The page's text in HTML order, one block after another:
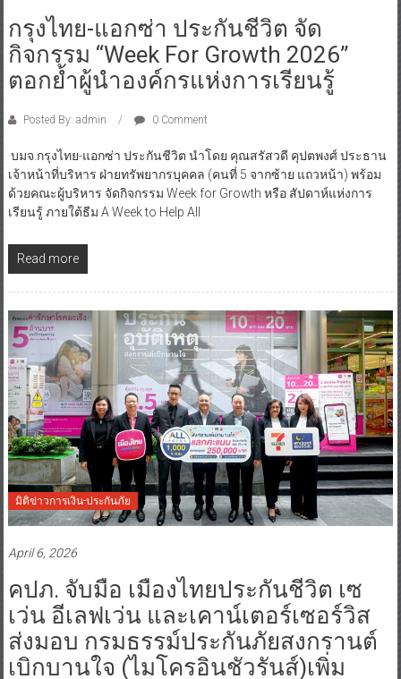
กรุงไทย-แอกซ่า ประกันชีวิต จัด
กิจกรรม “Week For Growth 2026”
ตอกย้ำผู้นำองค์กรแห่งการเรียนรู้
Posted By: admin 0 Comment
บมจ.กรุงไทย-แอกซ่า ประกันชีวิต นำโดย คุณสรัสวดี คุปตพงศ์ ประธาน
เจ้าหน้าที่บริหาร ฝ่ายทรัพยากรบุคคล (คนที่ 5 จากซ้าย แถวหน้า) พร้อม
ด้วยคณะผู้บริหาร จัดกิจกรรม Week for Growth หรือ สัปดาห์แห่งการ
เรียนรู้ ภายใต้ธีม A Week to Help All
Read more
มิติข่าวการเงิน-ประกันภัย
April 6, 2026
คปภ. จับมือ เมืองไทยประกันชีวิต เซ
เว่น อีเลฟเว่น และเคาน์เตอร์เซอร์วิส
ส่งมอบ กรมธรรม์ประกันภัยสงกรานต์
เบิกบานใจ (ไมโครอินชัวรันส์)เพิ่ม